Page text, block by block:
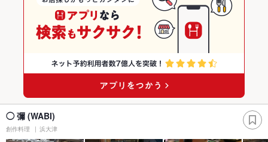
◯ 彌 (WABI)
創作料理 浜大津